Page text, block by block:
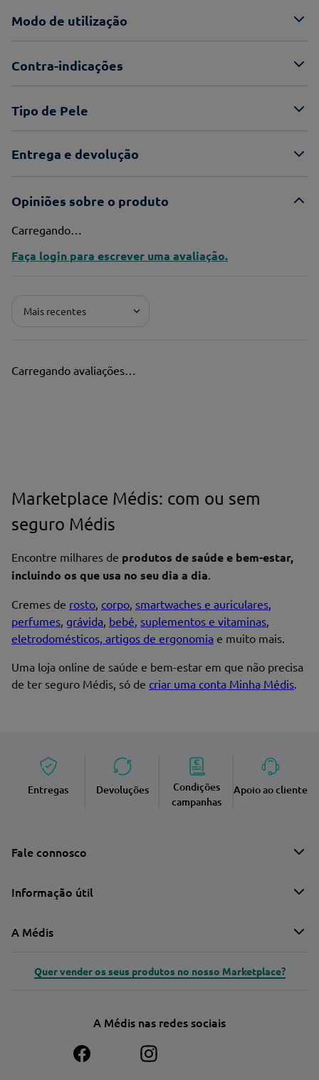
Modo de utilização
Contra-indicações
Tipo de Pele
Entrega e devolução
Opiniões sobre o produto
Carregando…
Faça login para escrever uma avaliação.
Mais recentes
Carregando avaliações…
Marketplace Médis: com ou sem
seguro Médis
Encontre milhares de produtos de saúde e bem-estar,
incluindo os que usa no seu dia a dia.
Cremes de rosto, corpo, smartwaches e auriculares,
perfumes, grávida, bebé, suplementos e vitaminas,
eletrodomésticos, artigos de ergonomia e muito mais.
Uma loja online de saúde e bem-estar em que não precisa
de ter seguro Médis, só de criar uma conta Minha Médis.
Entregas Devoluções
Condições
campanhas
Apoio ao cliente
Fale connosco
Informação útil
A Médis
Quer vender os seus produtos no nosso Marketplace?
A Médis nas redes sociais